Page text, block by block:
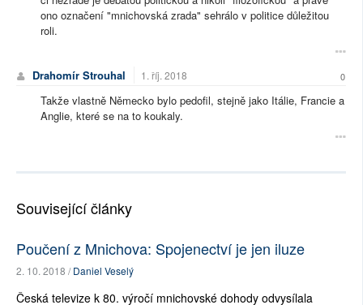
ono označení "mnichovská zrada" sehrálo v politice důležitou
roli.
Drahomír Strouhal 1. říj. 2018 0
Takže vlastně Německo bylo pedofil, stejně jako Itálie, Francie a
Anglie, které se na to koukaly.
Související články
Poučení z Mnichova: Spojenectví je jen iluze
2. 10. 2018 /Daniel Veselý
Česká televize k 80. výročí mnichovské dohody odvysílala